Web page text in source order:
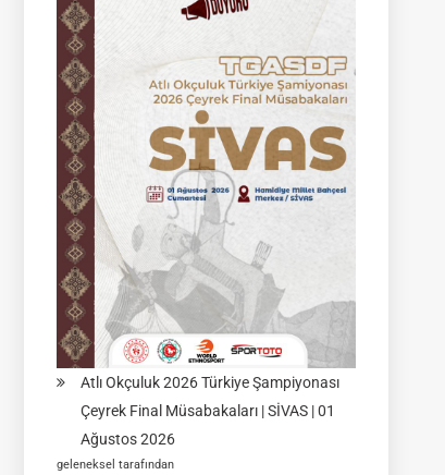
|
02
Ağustos
2026
İSİM
LİSTELERİ
Atlı Okçuluk 2026 Türkiye Şampiyonası
Çeyrek Final Müsabakaları | SİVAS | 01
Ağustos 2026
geleneksel tarafından